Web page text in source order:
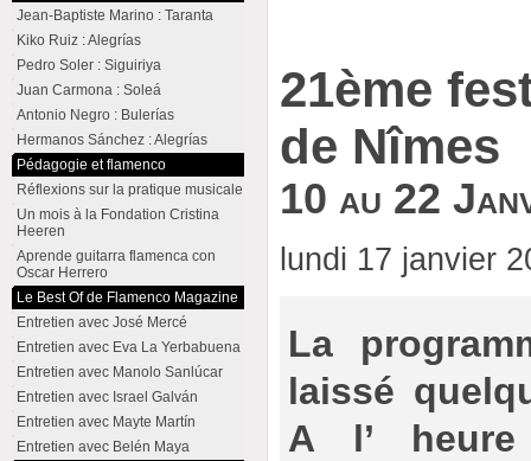
21ème
de Nîmes
10 au 22
lundi 17 janvier
La
laissé
A l’
Jean-Baptiste Marino : Taranta
Kiko Ruiz : Alegrías
Pedro Soler : Siguiriya
Juan Carmona : Soleá
Antonio Negro : Bulerías
Hermanos Sánchez : Alegrías
Pédagogie et flamenco
Réflexions sur la pratique musicale
Un mois à la Fondation Cristina
Heeren
Aprende guitarra flamenca con
Oscar Herrero
Le Best Of de Flamenco Magazine
Entretien avec José Mercé
Entretien avec Eva La Yerbabuena
Entretien avec Manolo Sanlúcar
Entretien avec Israel Galván
Entretien avec Mayte Martín
Entretien avec Belén Maya